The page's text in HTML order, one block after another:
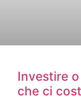
Investire
che ci